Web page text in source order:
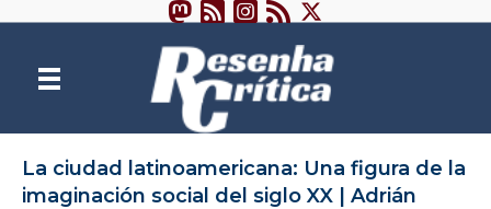
La ciudad latinoamericana: Una figura de la
imaginación social del siglo XX | Adrián